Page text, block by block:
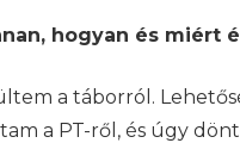
hogyan és miért
a táborról.
a PT-ről, és úgy